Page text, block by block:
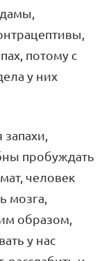
потому с
у них
пробуждать
человек
мозга,
образом,
у нас